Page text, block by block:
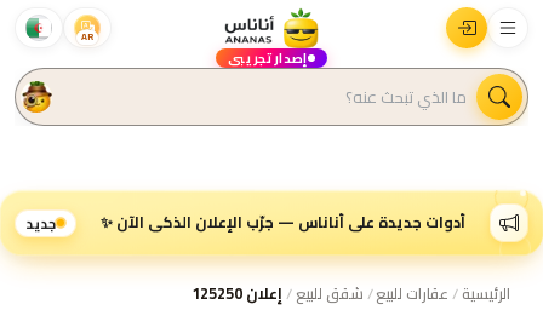
AR
إصدار تجريبي
أدوات جديدة على أناناس — جرّب الإعلان الذكي الآن ✨ جديد
الرئيسية/عقارات للبيع/شقق للبيع/إعلان 125250